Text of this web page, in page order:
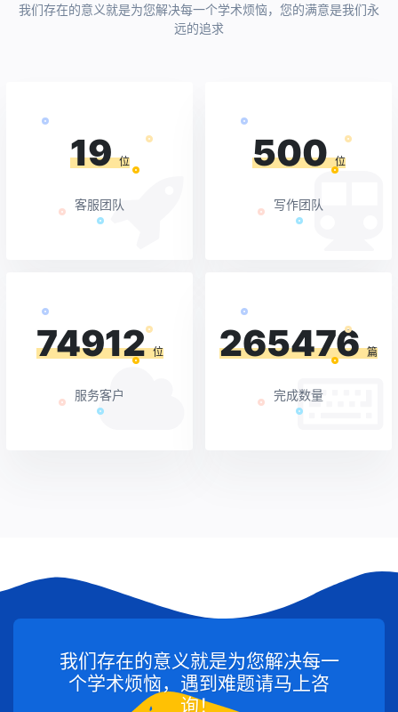
我们存在的意义就是为您解决每一个学术烦恼，您的满意是我们永
远的追求
19 位
客服团队
500 位
写作团队
74912 位
服务客户
265476 篇
完成数量
我们存在的意义就是为您解决每一
个学术烦恼，遇到难题请马上咨
询！